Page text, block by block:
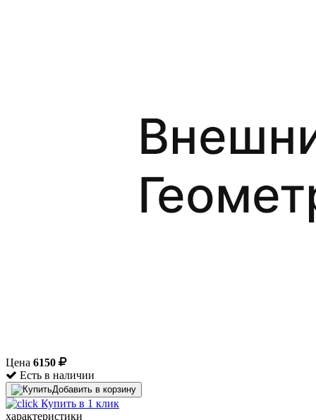
Цена 6150
Есть в наличии
Добавить в корзину
Купить в 1 клик
характеристики